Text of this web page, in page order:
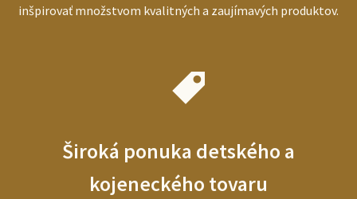
inšpirovať množstvom kvalitných a zaujímavých produktov.
Široká ponuka detského a
kojeneckého tovaru